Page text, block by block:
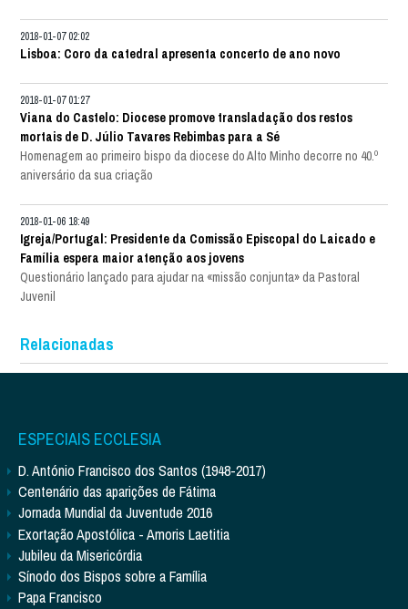
2018-01-07 02:02
Lisboa: Coro da catedral apresenta concerto de ano novo
2018-01-07 01:27
Viana do Castelo: Diocese promove transladação dos restos
mortais de D. Júlio Tavares Rebimbas para a Sé
Homenagem ao primeiro bispo da diocese do Alto Minho decorre no 40.º
aniversário da sua criação
2018-01-06 18:49
Igreja/Portugal: Presidente da Comissão Episcopal do Laicado e
Família espera maior atenção aos jovens
Questionário lançado para ajudar na «missão conjunta» da Pastoral
Juvenil
Relacionadas
ESPECIAIS ECCLESIA
D. António Francisco dos Santos (1948-2017)
Centenário das aparições de Fátima
Jornada Mundial da Juventude 2016
Exortação Apostólica - Amoris Laetitia
Jubileu da Misericórdia
Sínodo dos Bispos sobre a Família
Papa Francisco